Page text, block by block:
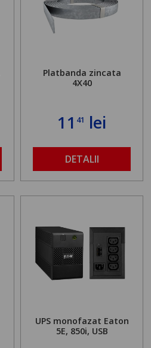
Platbanda zincata
4X40
11 41 lei
DETALII
UPS monofazat Eaton
5E, 850i, USB